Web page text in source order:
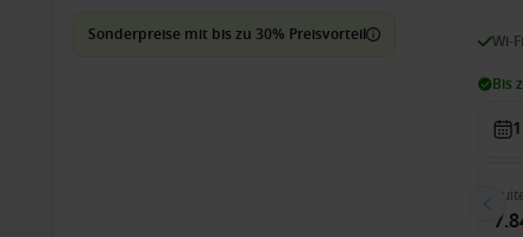
Sonderpreise mit bis zu 30% Preisvorteil Wi-
Bis